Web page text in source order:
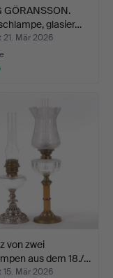
GÖRANSSON.
glasier…
21. Mär 2026
von zwei
aus dem 18./…
15. Mär 2026